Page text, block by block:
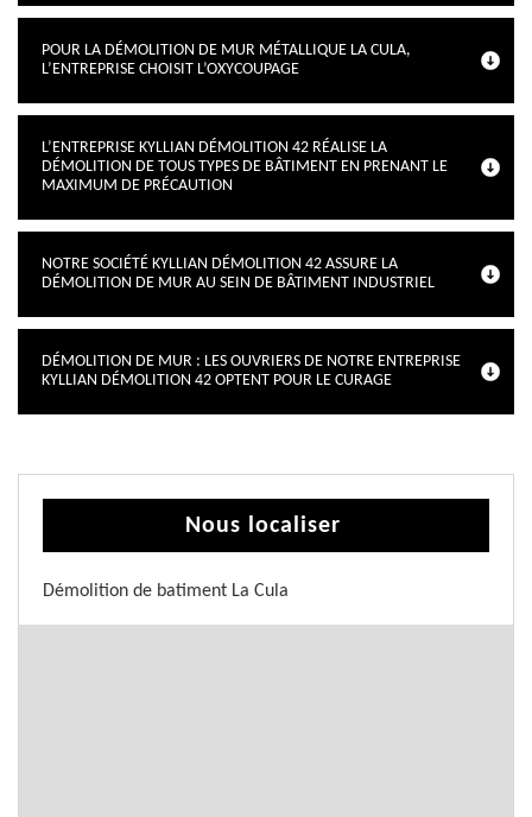
POUR LA DÉMOLITION DE MUR MÉTALLIQUE LA CULA,
L’ENTREPRISE CHOISIT L’OXYCOUPAGE
L’ENTREPRISE KYLLIAN DÉMOLITION 42 RÉALISE LA
DÉMOLITION DE TOUS TYPES DE BÂTIMENT EN PRENANT LE
MAXIMUM DE PRÉCAUTION
NOTRE SOCIÉTÉ KYLLIAN DÉMOLITION 42 ASSURE LA
DÉMOLITION DE MUR AU SEIN DE BÂTIMENT INDUSTRIEL
DÉMOLITION DE MUR : LES OUVRIERS DE NOTRE ENTREPRISE
KYLLIAN DÉMOLITION 42 OPTENT POUR LE CURAGE
Nous localiser
Démolition de batiment La Cula